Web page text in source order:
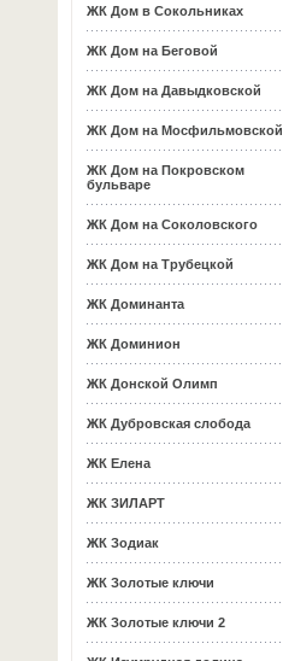
ЖК Дом в Сокольниках
ЖК Дом на Беговой
ЖК Дом на Давыдковской
ЖК Дом на Мосфильмовской
ЖК Дом на Покровском
бульваре
ЖК Дом на Соколовского
ЖК Дом на Трубецкой
ЖК Доминанта
ЖК Доминион
ЖК Донской Олимп
ЖК Дубровская слобода
ЖК Елена
ЖК ЗИЛАРТ
ЖК Зодиак
ЖК Золотые ключи
ЖК Золотые ключи 2